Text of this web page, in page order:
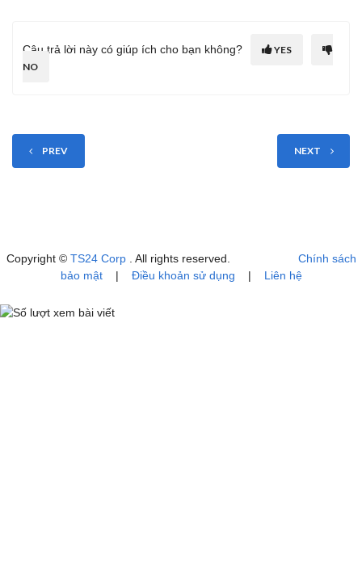
Câu trả lời này có giúp ích cho bạn không?
YES
NO
PREV NEXT
Copyright © TS24 Corp . All rights reserved. Chính sách
bảo mật| Điều khoản sử dụng | Liên hệ